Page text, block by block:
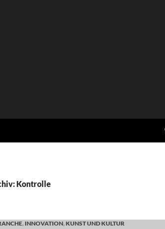
Kontrolle
, INNOVATION,KUNST UND KULTUR